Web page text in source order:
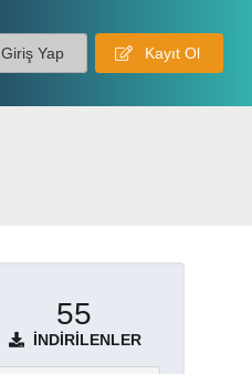
Giriş Yap Kayıt Ol
55
İNDIRILENLER